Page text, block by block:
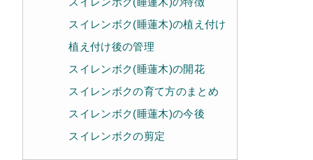
スイレンボク(睡蓮木)の植え付け
植え付け後の管理
スイレンボク(睡蓮木)の開花
スイレンボクの育て方のまとめ
スイレンボク(睡蓮木)の今後
スイレンボクの剪定